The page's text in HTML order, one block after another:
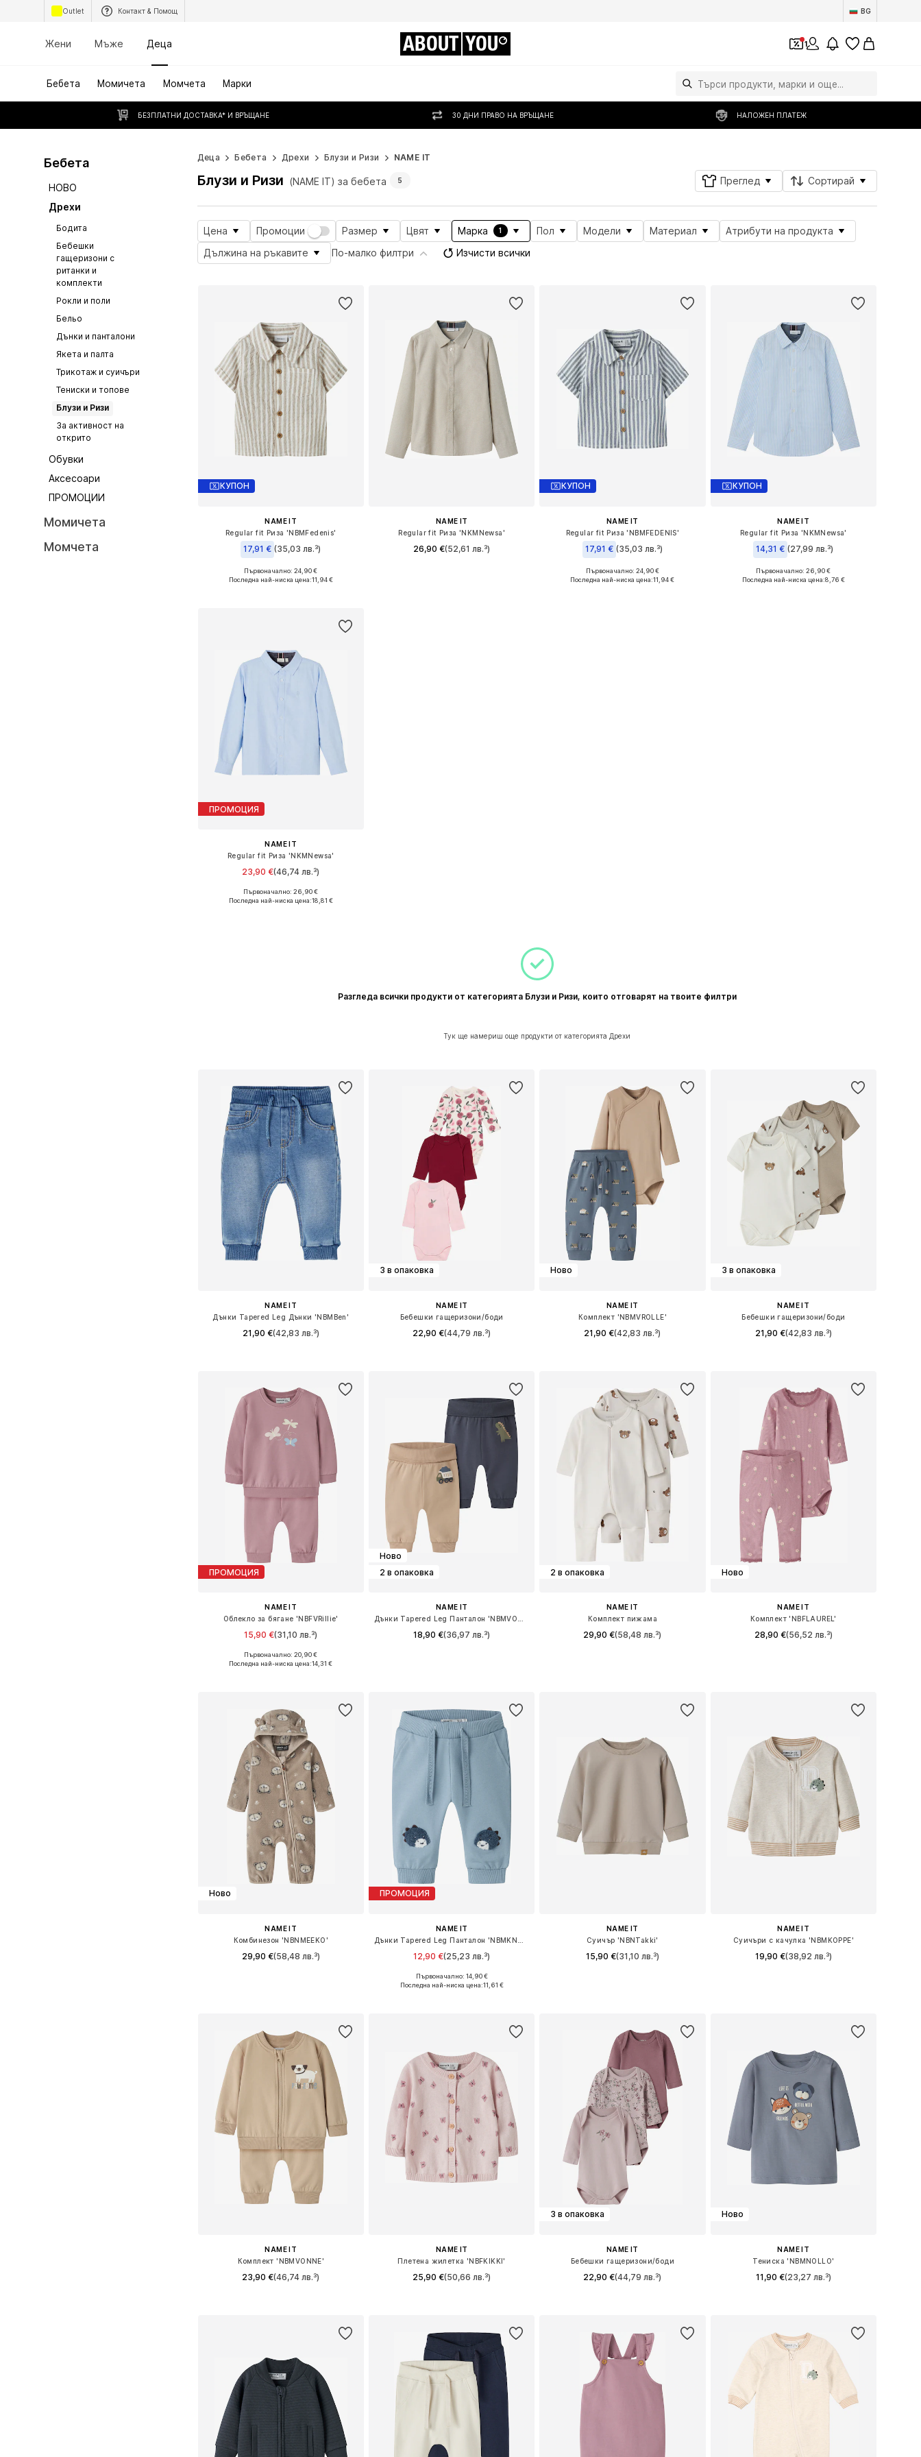
Outlet Контакт & Помощ BG
Жени Мъже Деца ABOUT YOU 1
Бебета Момичета Момчета Марки
БЕЗПЛАТНИ ДОСТАВКА* И ВРЪЩАНЕ 30 ДНИ ПРАВО НА ВРЪЩАНЕ НАЛОЖЕН ПЛАТЕЖ
Бебета
НОВО
Дрехи
Бодита
Бебешки
гащеризони с
ританки и
комплекти
Рокли и поли
Бельо
Дънки и панталони
Якета и палта
Трикотаж и суичъри
Тениски и топове
Блузи и Ризи
За активност на
открито
Обувки
Аксесоари
ПРОМОЦИИ
Момичета
Момчета
Деца Бебета Дрехи Блузи и Ризи NAME IT
Блузи и Ризи (NAME IT) за бебета 5 Преглед Сортирай
Цена Промоции Размер Цвят Марка 1 Пол Модели Материал
Атрибути на продукта
Дължина на ръкавите
По-малко филтри Изчисти всички
КУПОН
NAME IT
Regular fit Риза 'NBMFedenis'
17,91 € (35,03 лв.³)
Налични размери: 56, 62, 68, 74
Първоначално: 24,90 €
Последна най-ниска цена:11,94 €
NAME IT
Regular fit Риза 'NKMNewsa'
26,90 €(52,61 лв.³)
КУПОН
NAME IT
Regular fit Риза 'NBMFEDENIS'
17,91 € (35,03 лв.³)
Налични размери: 74, 80
Първоначално: 24,90 €
Последна най-ниска цена:11,94 €
КУПОН
NAME IT
Regular fit Риза 'NKMNewsa'
14,31 € (27,99 лв.³)
+1
Предлага се в много размери
Първоначално: 26,90 €
Последна най-ниска цена:8,76 €
ПРОМОЦИЯ
NAME IT
Regular fit Риза 'NKMNewsa'
23,90 €(46,74 лв.³)
+1
Предлага се в много размери
Първоначално: 26,90 €
Последна най-ниска цена:18,81 €
Разгледа всички продукти от категорията Блузи и Ризи, които отговарят на твоите филтри
Тук ще намериш още продукти от категорията Дрехи
NAME IT
Дънки Tapered Leg Дънки 'NBMBen'
21,90 €(42,83 лв.³)
3 в опаковка
NAME IT
Бебешки гащеризони/боди
22,90 €(44,79 лв.³)
Ново
NAME IT
Комплект 'NBMVROLLE'
21,90 €(42,83 лв.³)
3 в опаковка
NAME IT
Бебешки гащеризони/боди
21,90 €(42,83 лв.³)
ПРОМОЦИЯ
NAME IT
Облекло за бягане 'NBFVRillie'
15,90 €(31,10 лв.³)
Налични размери: 56, 62, 68, 74, 80, 86
Първоначално: 20,90 €
Последна най-ниска цена:14,31 €
Ново
2 в опаковка
NAME IT
18,90 €(36,97 лв.³)
2 в опаковка
NAME IT
Комплект пижама
29,90 €(58,48 лв.³)
Ново
NAME IT
Комплект 'NBFLAUREL'
28,90 €(56,52 лв.³)
Ново
NAME IT
Комбинезон 'NBNMEEKO'
29,90 €(58,48 лв.³)
ПРОМОЦИЯ
NAME IT
12,90 €(25,23 лв.³)
Налични размери: 56, 62, 68, 74, 80, 86
Първоначално: 14,90 €
Последна най-ниска цена:11,61 €
NAME IT
Суичър 'NBNTakki'
15,90 €(31,10 лв.³)
NAME IT
Суичъри с качулка 'NBMKOPPE'
19,90 €(38,92 лв.³)
NAME IT
Комплект 'NBMVONNE'
23,90 €(46,74 лв.³)
NAME IT
Плетена жилетка 'NBFKIKKI'
25,90 €(50,66 лв.³)
3 в опаковка
NAME IT
Бебешки гащеризони/боди
22,90 €(44,79 лв.³)
Ново
NAME IT
Тениска 'NBMNOLLO'
11,90 €(23,27 лв.³)